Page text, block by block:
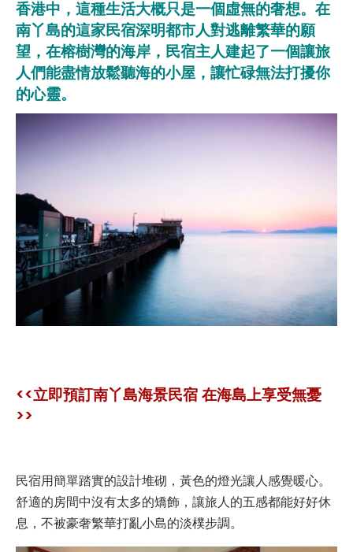
香港中，這種生活大概只是一個虛無的奢想。在
南丫島的這家民宿深明都市人對逃離繁華的願
望，在榕樹灣的海岸，民宿主人建起了一個讓旅
人們能盡情放鬆聽海的小屋，讓忙碌無法打擾你
的心靈。
<<立即預訂南丫島海景民宿 在海島上享受無憂
>>
民宿用簡單踏實的設計堆砌，黃色的燈光讓人感覺暖心。
舒適的房間中沒有太多的矯飾，讓旅人的五感都能好好休
息，不被豪奢繁華打亂小島的淡樸步調。